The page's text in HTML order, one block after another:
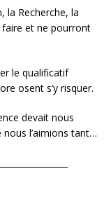
la Recherche, la
faire et ne pourront
le qualificatif
osent s’y risquer.
devait nous
l’aimions tant…